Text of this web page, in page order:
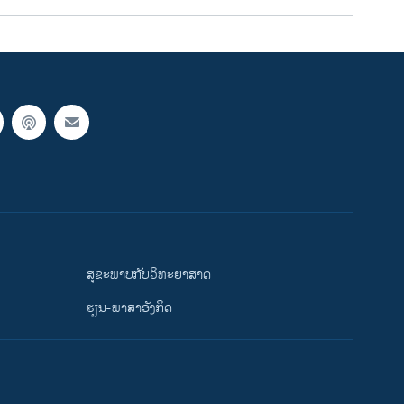
ສຸຂະພາບກັບວິທະຍາສາດ
ຮຽນ-ພາສາອັງກິດ